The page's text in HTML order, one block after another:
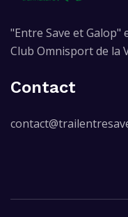
"Entre Save et
Club Omnisport de la
Contact